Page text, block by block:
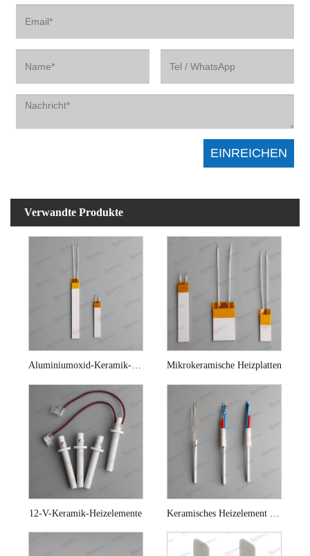
Verwandte Produkte
Aluminiumoxid-Keramik-Heizplatte für Haarglätter Mikrokeramische Heizplatten
12-V-Keramik-Heizelemente